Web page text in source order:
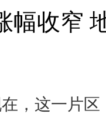
幅收窄
在，这一片